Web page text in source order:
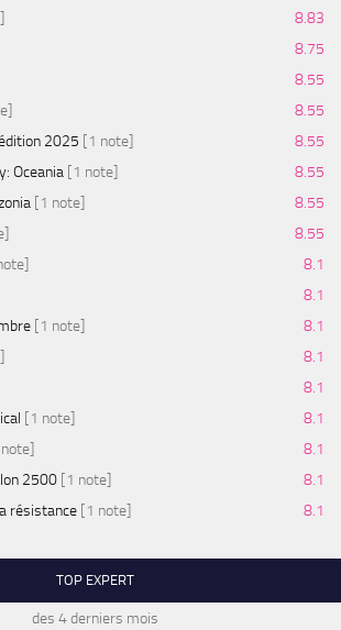
8.83
8.75
8.55
8.55
2025 [1 note]
8.55
Oceania [1 note]
8.55
[1 note]
8.55
8.55
8.1
8.1
[1 note]
8.1
8.1
8.1
[1 note]
8.1
8.1
2500 [1 note]
8.1
résistance [1 note] 8.1
TOP EXPERT
des 4 derniers mois